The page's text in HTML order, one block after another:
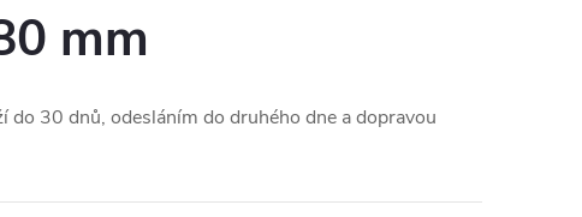
mm
30 dnů, odesláním do druhého dne a dopravou